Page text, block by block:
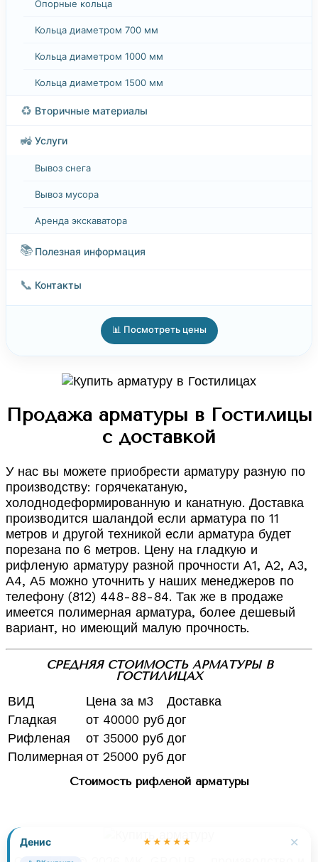
Денис ★★★★★ ✕
Опорные кольца
Кольца диаметром 700 мм
Кольца диаметром 1000 мм
Кольца диаметром 1500 мм
♻️ Вторичные материалы
🚜 Услуги
Вывоз снега
Вывоз мусора
Аренда экскаватора
📚 Полезная информация
📞 Контакты
📊 Посмотреть цены
Продажа арматуры в Гостилицы
с доставкой
У нас вы можете приобрести арматуру разную по
производству: горячекатаную,
холоднодеформированную и канатную. Доставка
производится шаландой если арматура по 11
метров и другой техникой если арматура будет
порезана по 6 метров. Цену на гладкую и
рифленую арматуру разной прочности А1, А2, А3,
А4, А5 можно уточнить у наших менеджеров по
телефону (812) 448-88-84. Так же в продаже
имеется полимерная арматура, более дешевый
вариант, но имеющий малую прочность.
СРЕДНЯЯ СТОИМОСТЬ АРМАТУРЫ В
ГОСТИЛИЦАХ
ВИД Цена за м3
Доставка
Гладкая
от 40000 рубдог
Рифленая
от 35000 руб дог
Полимерная от 25000 руб дог
Стоимость рифленой арматуры